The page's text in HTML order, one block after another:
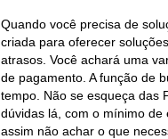
Quando você precisa de
criada para oferecer
atrasos. Você achará uma
de pagamento. A função de
tempo. Não se esqueça das
dúvidas lá, com o mínimo de
assim não achar o que